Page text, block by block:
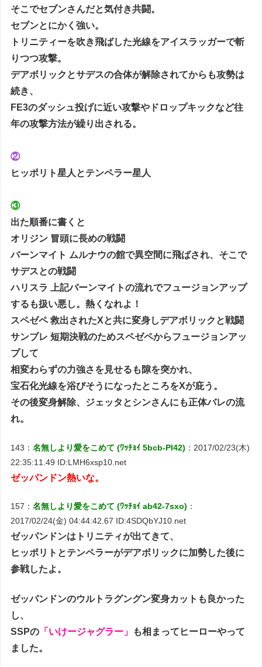
そこでセブンさんだと気付き共闘。
セブンとにかく強い。
トリニティーを吹き飛ばした光線をアイスラッガーで斬
りつつ攻撃。
デアボリックとサデスの合体が解除されてからも攻勢は
続き、
FE3のダッシュ投げに近い攻撃やドロップキックなど往
年の攻撃方法が繰り出される。
②
ヒッポリト星人とテンペラー星人
③
出た順番に書くと
オリジン 冒頭に長めの戦闘
バーンマイト ムルナウの館で異空間に飛ばされ、そこで
サデスとの戦闘
ハリスラ 上記バーンマイトの流れでフュージョンアップ
するも扱い悪し。熱くなれよ！
スペゼペ 救出されたXと共に変身しデアボリックと戦闘
サンブレ 短期決戦のためスペゼペからフュージョンアッ
プして
相変わらずの力強さを見せるも隙を突かれ、
宝石化光線を浴びそうになったところをXが庇う。
その後変身解除、ジェッタとシンさんにも正体バレの流
れ。
143：名無しより愛をこめて (ﾜｯﾁｮｲ 5bcb-Pl42) ：2017/02/23(木)
22:35:11.49 ID:LMH6xsp10.net
ゼッパンドン熱いな。
157：名無しより愛をこめて (ﾜｯﾁｮｲ ab42-7sxo) ：
2017/02/24(金) 04:44:42.67 ID:4SDQbYJ10.net
ゼッパンドンはトリニティが出てきて、
ヒッポリトとテンペラーがデアボリックに加勢した後に
参戦したよ。
ゼッパンドンのウルトラグングン変身カットも良かった
し、
SSPの 「いけージャグラー」
も相まってヒーローやって
ました。